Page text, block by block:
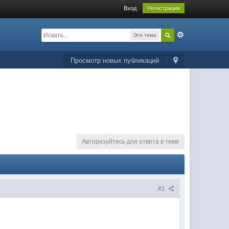
Вход Регистрация
Эта тема
Просмотр новых публикаций
Авторизуйтесь для ответа в теме
#1